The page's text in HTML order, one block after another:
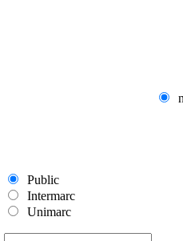
Public
Intermarc
Unimarc